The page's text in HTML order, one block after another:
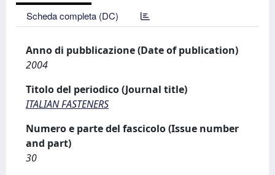
Scheda completa (DC)
Anno di pubblicazione (Date of publication)
2004
Titolo del periodico (Journal title)
ITALIAN FASTENERS
Numero e parte del fascicolo (Issue number
and part)
30